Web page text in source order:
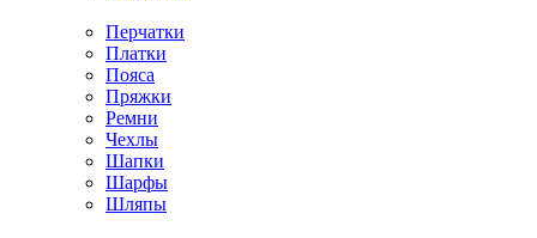
Перчатки
Платки
Пояса
Пряжки
Ремни
Чехлы
Шапки
Шарфы
Шляпы